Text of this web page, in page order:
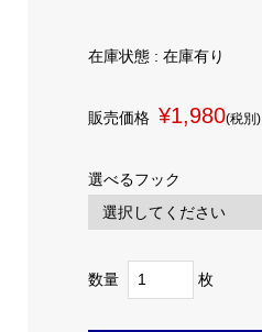
在庫状態 : 在庫有り
販売価格 ¥1,980(税別)
選べるフック
数量 枚